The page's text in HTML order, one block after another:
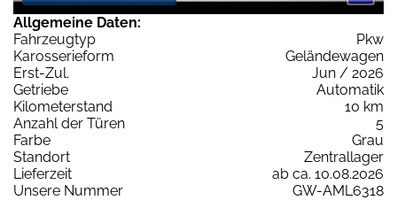
Allgemeine Daten:
Fahrzeugtyp
Pkw
Karosserieform
Geländewagen
Erst-Zul.
Jun / 2026
Getriebe
Automatik
Kilometerstand
10 km
Anzahl der Türen
5
Farbe
Grau
Standort
Zentrallager
Lieferzeit
ab ca. 10.08.2026
Unsere Nummer
GW-AML6318